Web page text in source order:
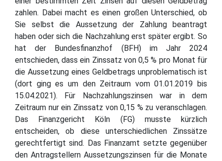
zahlen. Dabei macht es einen großen Unterschied, ob
Sie selbst die Aussetzung der Zahlung beantragt
haben oder sich die Nachzahlung erst später ergibt. So
hat der Bundesfinanzhof (BFH) im Jahr 2024
entschieden, dass ein Zinssatz von 0,5 % pro Monat für
die Aussetzung eines Geldbetrags unproblematisch ist
(dort ging es um den Zeitraum vom 01.01.2019 bis
15.04.2021). Für Nachzahlungszinsen war in dem
Zeitraum nur ein Zinssatz von 0,15 % zu veranschlagen.
Das Finanzgericht Köln (FG) musste kürzlich
entscheiden, ob diese unterschiedlichen Zinssätze
gerechtfertigt sind. Das Finanzamt setzte gegenüber
den Antragstellern Aussetzungszinsen für die Monate